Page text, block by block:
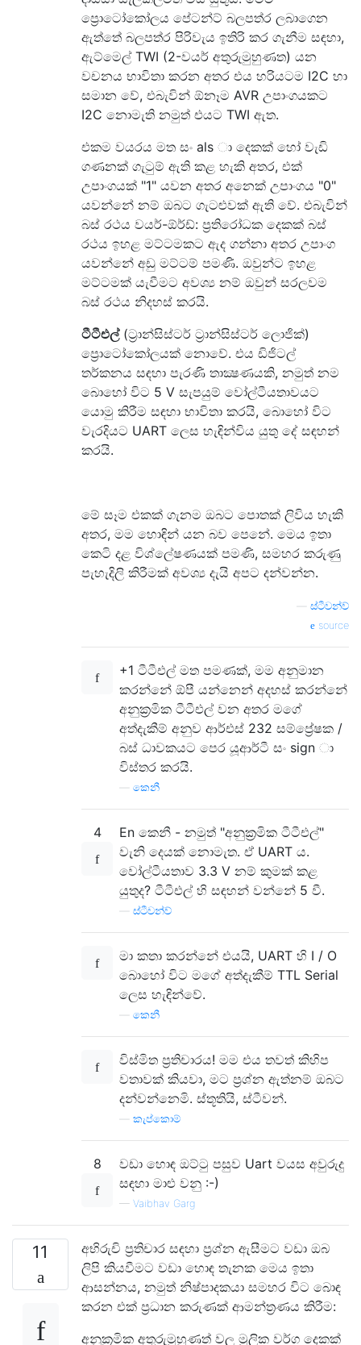
ප්‍රොටෝකෝලය පේටන්ට් බලපත්ර ලබාගෙන
ඇත්තේ බලපත්ර පිරිවැය ඉතිරි කර ගැනීම සඳහා,
ඇට්මෙල් TWI (2-වයර් අතුරුමුහුණත) යන
වචනය භාවිතා කරන අතර එය හරියටම I2C හා
සමාන වේ, එබැවින් ඕනෑම AVR උපාංගයකට
I2C නොමැති නමුත් එයට TWI ඇත.
එකම වයරය මත සං als ා දෙකක් හෝ වැඩි
ගණනක් ගැටුම් ඇති කළ හැකි අතර, එක්
උපාංගයක් "1" යවන අතර අනෙක් උපාංගය "0"
යවන්නේ නම් ඔබට ගැටළුවක් ඇති වේ. එබැවින්
බස් රථය වයර්-ඕර්ඩ්: ප්‍රතිරෝධක දෙකක් බස්
රථය ඉහළ මට්ටමකට ඇද ගන්නා අතර උපාංග
යවන්නේ අඩු මට්ටම් පමණි. ඔවුන්ට ඉහළ
මට්ටමක් යැවීමට අවශ්‍ය නම් ඔවුන් සරලවම
බස් රථය නිදහස් කරයි.
ටීටීඑල්(ට්‍රාන්සිස්ටර් ට්‍රාන්සිස්ටර් ලොජික්)
ප්‍රොටෝකෝලයක් නොවේ. එය ඩිජිටල්
තර්කනය සඳහා පැරණි තාක්‍ෂණයකි, නමුත් නම
බොහෝ විට 5 V සැපයුම් වෝල්ටීයතාවයට
යොමු කිරීම සඳහා භාවිතා කරයි, බොහෝ විට
වැරදියට UART ලෙස හැඳින්විය යුතු දේ සඳහන්
කරයි.
මේ සෑම එකක් ගැනම ඔබට පොතක් ලිවිය හැකි
අතර, මම හොඳින් යන බව පෙනේ. මෙය ඉතා
කෙටි දළ විශ්ලේෂණයක් පමණි, සමහර කරුණු
පැහැදිලි කිරීමක් අවශ්‍ය දැයි අපට දන්වන්න.
ස්ටීවන්ව්
source
+1 ටීටීඑල් මත පමණක්, මම අනුමාන
කරන්නේ ඕපී යන්නෙන් අදහස් කරන්නේ
අනුක්‍රමික ටීටීඑල් වන අතර මගේ
අත්දැකීම් අනුව ආර්එස් 232 සම්ප්‍රේෂක /
බස් ධාවකයට පෙර යූආර්ටී සං sign ා
විස්තර කරයි.
කෙනී
4
En කෙනී - නමුත් "අනුක්‍රමික ටීටීඑල්"
වැනි දෙයක් නොමැත. ඒ UART ය.
වෝල්ටීයතාව 3.3 V නම් කුමක් කළ
යුතුද? ටීටීඑල් හි සඳහන් වන්නේ 5 වී.
ස්ටීවන්ව්
මා කතා කරන්නේ එයයි, UART හි I / O
බොහෝ විට මගේ අත්දැකීම් TTL Serial
ලෙස හැඳින්වේ.
කෙනී
විස්මිත ප්‍රතිචාරය! මම එය තවත් කිහිප
වතාවක් කියවා, මට ප්‍රශ්න ඇත්නම් ඔබට
දන්වන්නෙමි. ස්තූතියි, ස්ටීවන්.
කැප්කොම්
8
වඩා හොඳ ඔට්ටු පසුව Uart වයස අවුරුදු
සඳහා මාළු වනු :-)
— Vaibhav Garg
11
අභිරුචි ප්‍රතිචාර සඳහා ප්‍රශ්න ඇසීමට වඩා ඔබ
ලිපි කියවීමට වඩා හොඳ තැනක මෙය ඉතා
ආසන්නය, නමුත් නිෂ්පාදකයා සමහර විට බොඳ
කරන එක් ප්‍රධාන කරුණක් ආමන්ත්‍රණය කිරීම:
අනුක්‍රමික අතුරුමුහුණත් වල මූලික වර්ග දෙකක්